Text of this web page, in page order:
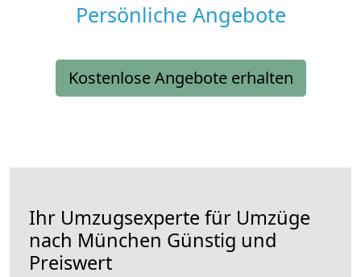
Persönliche Angebote
Kostenlose Angebote erhalten
Ihr Umzugsexperte für Umzüge
nach München Günstig und
Preiswert